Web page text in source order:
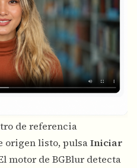
de referencia
origen listo, pulsaIniciar
motor de BGBlur detecta